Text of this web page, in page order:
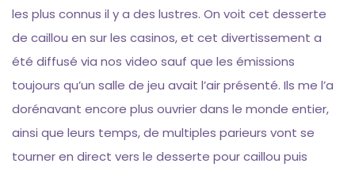
les plus connus il y a des lustres. On voit cet desserte
de caillou en sur les casinos, et cet divertissement a
été diffusé via nos video sauf que les émissions
toujours qu’un salle de jeu avait l’air présenté. Ils me l’a
dorénavant encore plus ouvrier dans le monde entier,
ainsi que leurs temps, de multiples parieurs vont se
tourner en direct vers le desserte pour caillou puis